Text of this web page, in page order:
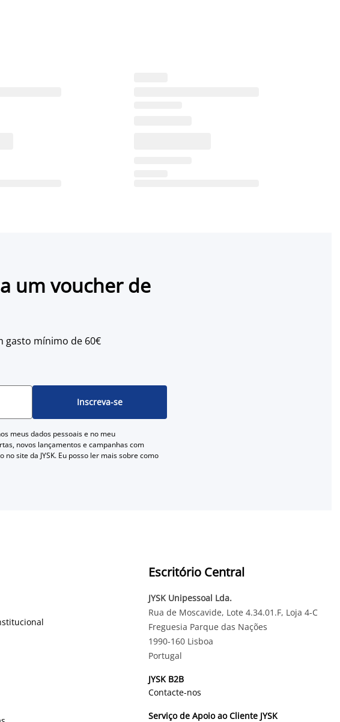
um voucher de
gasto mínimo de 60€
Inscreva-se
meus dados pessoais e no meu
novos lançamentos e campanhas com
site da JYSK. Eu posso ler mais sobre como
Escritório Central
JYSK Unipessoal Lda.
Rua de Moscavide, Lote 4.34.01.F, Loja 4-C
Freguesia Parque das Nações
1990-160 Lisboa
Portugal
JYSK B2B
Contacte-nos
Serviço de Apoio ao Cliente JYSK